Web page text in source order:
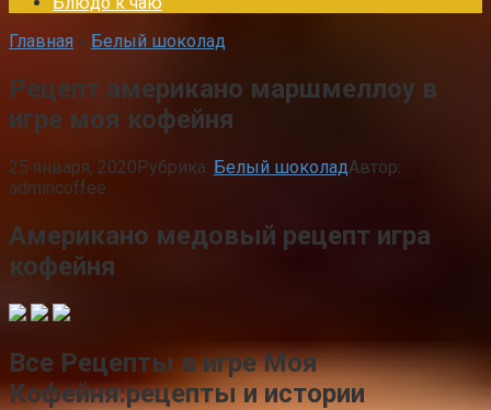
Главная » Белый шоколад
Рецепт американо маршмеллоу в
игре моя кофейня
25 января, 2020Рубрика: Белый шоколадАвтор:
admincoffee
Американо медовый рецепт игра
кофейня
Все Рецепты в игре Моя
Кофейня:рецепты и истории